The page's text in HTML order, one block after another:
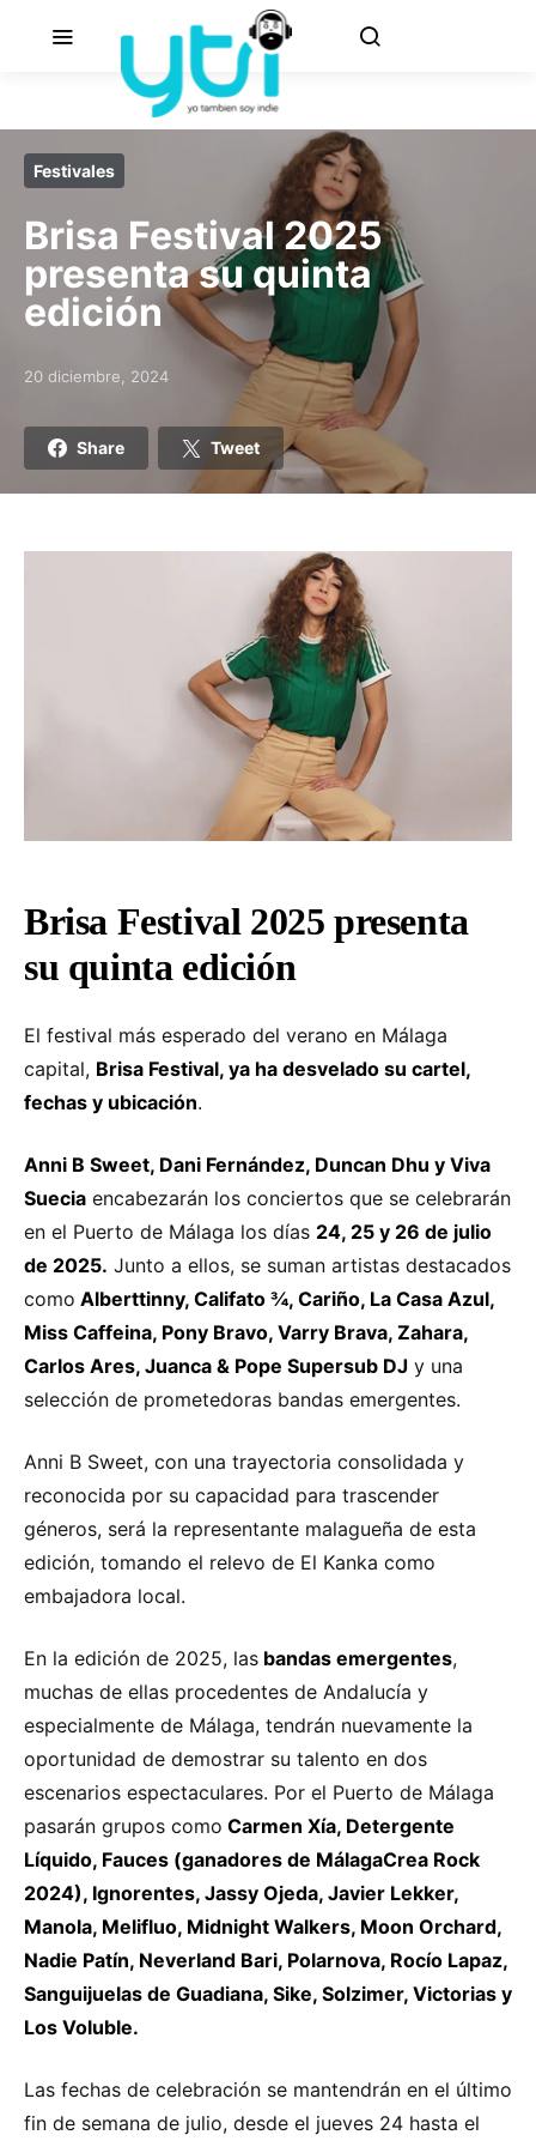
Festivales
Brisa Festival 2025
presenta su quinta
edición
Posted on
20 diciembre, 2024
Share Tweet
Brisa Festival 2025 presenta
su quinta edición
El festival más esperado del verano en Málaga
capital, Brisa Festival, ya ha desvelado su cartel,
fechas y ubicación.
Anni B Sweet, Dani Fernández, Duncan Dhu y Viva
Suecia encabezarán los conciertos que se celebrarán
en el Puerto de Málaga los días 24, 25 y 26 de julio
de 2025. Junto a ellos, se suman artistas destacados
como Alberttinny, Califato ¾, Cariño, La Casa Azul,
Miss Caffeina, Pony Bravo, Varry Brava, Zahara,
Carlos Ares, Juanca & Pope Supersub DJ y una
selección de prometedoras bandas emergentes.
Anni B Sweet, con una trayectoria consolidada y
reconocida por su capacidad para trascender
géneros, será la representante malagueña de esta
edición, tomando el relevo de El Kanka como
embajadora local.
En la edición de 2025, las bandas emergentes,
muchas de ellas procedentes de Andalucía y
especialmente de Málaga, tendrán nuevamente la
oportunidad de demostrar su talento en dos
escenarios espectaculares. Por el Puerto de Málaga
pasarán grupos como Carmen Xía, Detergente
Líquido, Fauces (ganadores de MálagaCrea Rock
2024), Ignorentes, Jassy Ojeda, Javier Lekker,
Manola, Melifluo, Midnight Walkers, Moon Orchard,
Nadie Patín, Neverland Bari, Polarnova, Rocío Lapaz,
Sanguijuelas de Guadiana, Sike, Solzimer, Victorias y
Los Voluble.
Las fechas de celebración se mantendrán en el último
fin de semana de julio, desde el jueves 24 hasta el